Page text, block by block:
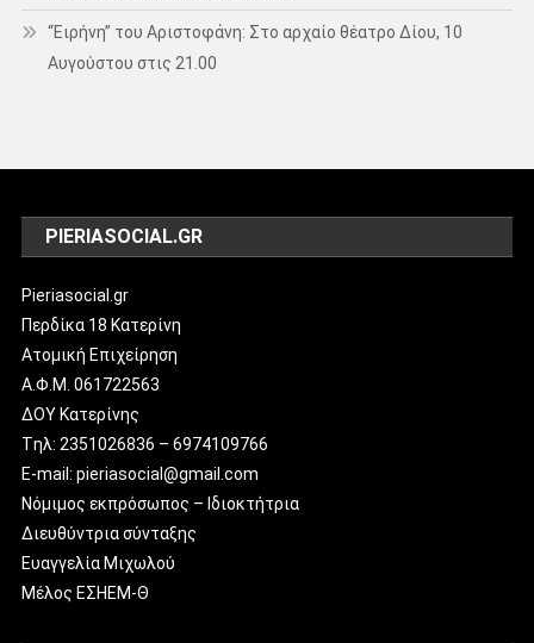
“Ειρήνη” του Αριστοφάνη: Στο αρχαίο θέατρο Δίου, 10
Αυγούστου στις 21.00
PIERIASOCIAL.GR
Pieriasocial.gr
Περδίκα 18 Κατερίνη
Ατομική Επιχείρηση
Α.Φ.Μ. 061722563
ΔΟΥ Κατερίνης
Tηλ: 2351026836 – 6974109766
E-mail: pieriasocial@gmail.com
Νόμιμος εκπρόσωπος – Ιδιοκτήτρια
Διευθύντρια σύνταξης
Ευαγγελία Μιχωλού
Μέλος ΕΣΗΕΜ-Θ